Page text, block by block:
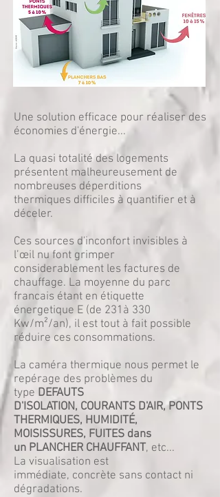
Une solution efficace pour réaliser des
économies d'énergie...
La quasi totalité des logements
présentent malheureusement de
nombreuses déperditions
thermiques difficiles à quantifier et à
déceler.
Ces sources d'inconfort invisibles à
l’œil nu font grimper
considerablement les factures de
chauffage. La moyenne du parc
francais étant en étiquette
énergetique E (de 231à 330
Kw/m²/an), il est tout à fait possible
réduire ces consommations.
La caméra thermique nous permet le
repérage des problèmes du
type DEFAUTS
D'ISOLATION, COURANTS D'AIR, PONTS
THERMIQUES, HUMIDITÉ,
MOISISSURES, FUITES dans
un PLANCHER CHAUFFANT, etc...
La visualisation est
immédiate, concrète sans contact ni
dégradations.